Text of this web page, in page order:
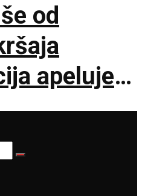
od
apeluje
burni